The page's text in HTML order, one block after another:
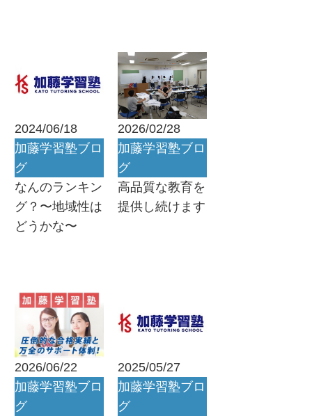
2024/06/18
加藤学習塾ブロ
グ
なんのランキン
グ？〜地域性は
どうかな〜
2026/02/28
加藤学習塾ブロ
グ
高品質な教育を
提供し続けます
2026/06/22
加藤学習塾ブロ
グ
2025/05/27
加藤学習塾ブロ
グ